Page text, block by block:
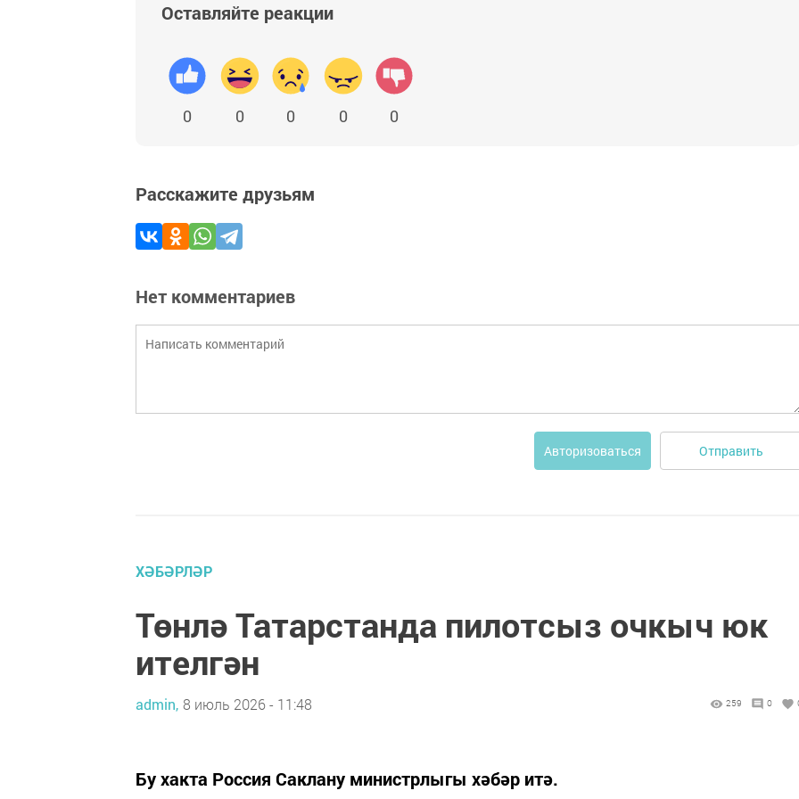
Оставляйте реакции
0 0 0 0 0
Расскажите друзьям
Нет комментариев
Авторизоваться Отправить
ХӘБӘРЛӘР
Төнлә Татарстанда пилотсыз очкыч юк
ителгән
admin, 8 июль 2026 - 11:48 259 0
Бу хакта Россия Саклану министрлыгы хәбәр итә.